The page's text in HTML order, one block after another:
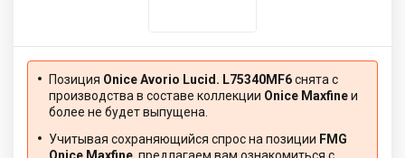
Позиция Onice Avorio Lucid. L75340MF6снята с
производства в составе коллекции Onice Maxfineи
более не будет выпущена.
Учитывая сохраняющийся спрос на позиции FMG